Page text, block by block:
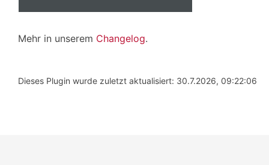
Mehr in unserem Changelog.
Dieses Plugin wurde zuletzt aktualisiert: 30.7.2026, 09:22:06